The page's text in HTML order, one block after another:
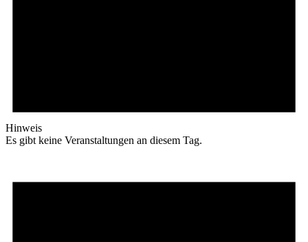
Hinweis
Es gibt keine Veranstaltungen an diesem Tag.